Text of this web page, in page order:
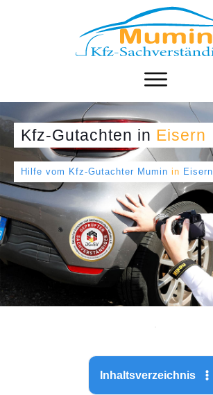
Kfz-Gutachten in Eisern
Hilfe vom Kfz-Gutachter Mumin in Eisern
Inhaltsverzeichnis